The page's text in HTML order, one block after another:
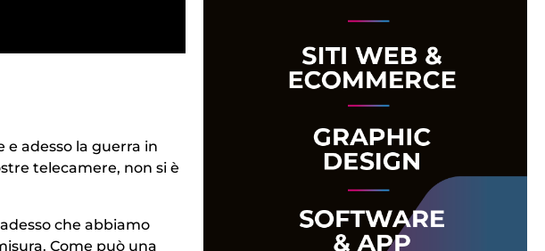
adesso la guerra in
telecamere, non si è
che abbiamo
Come può una